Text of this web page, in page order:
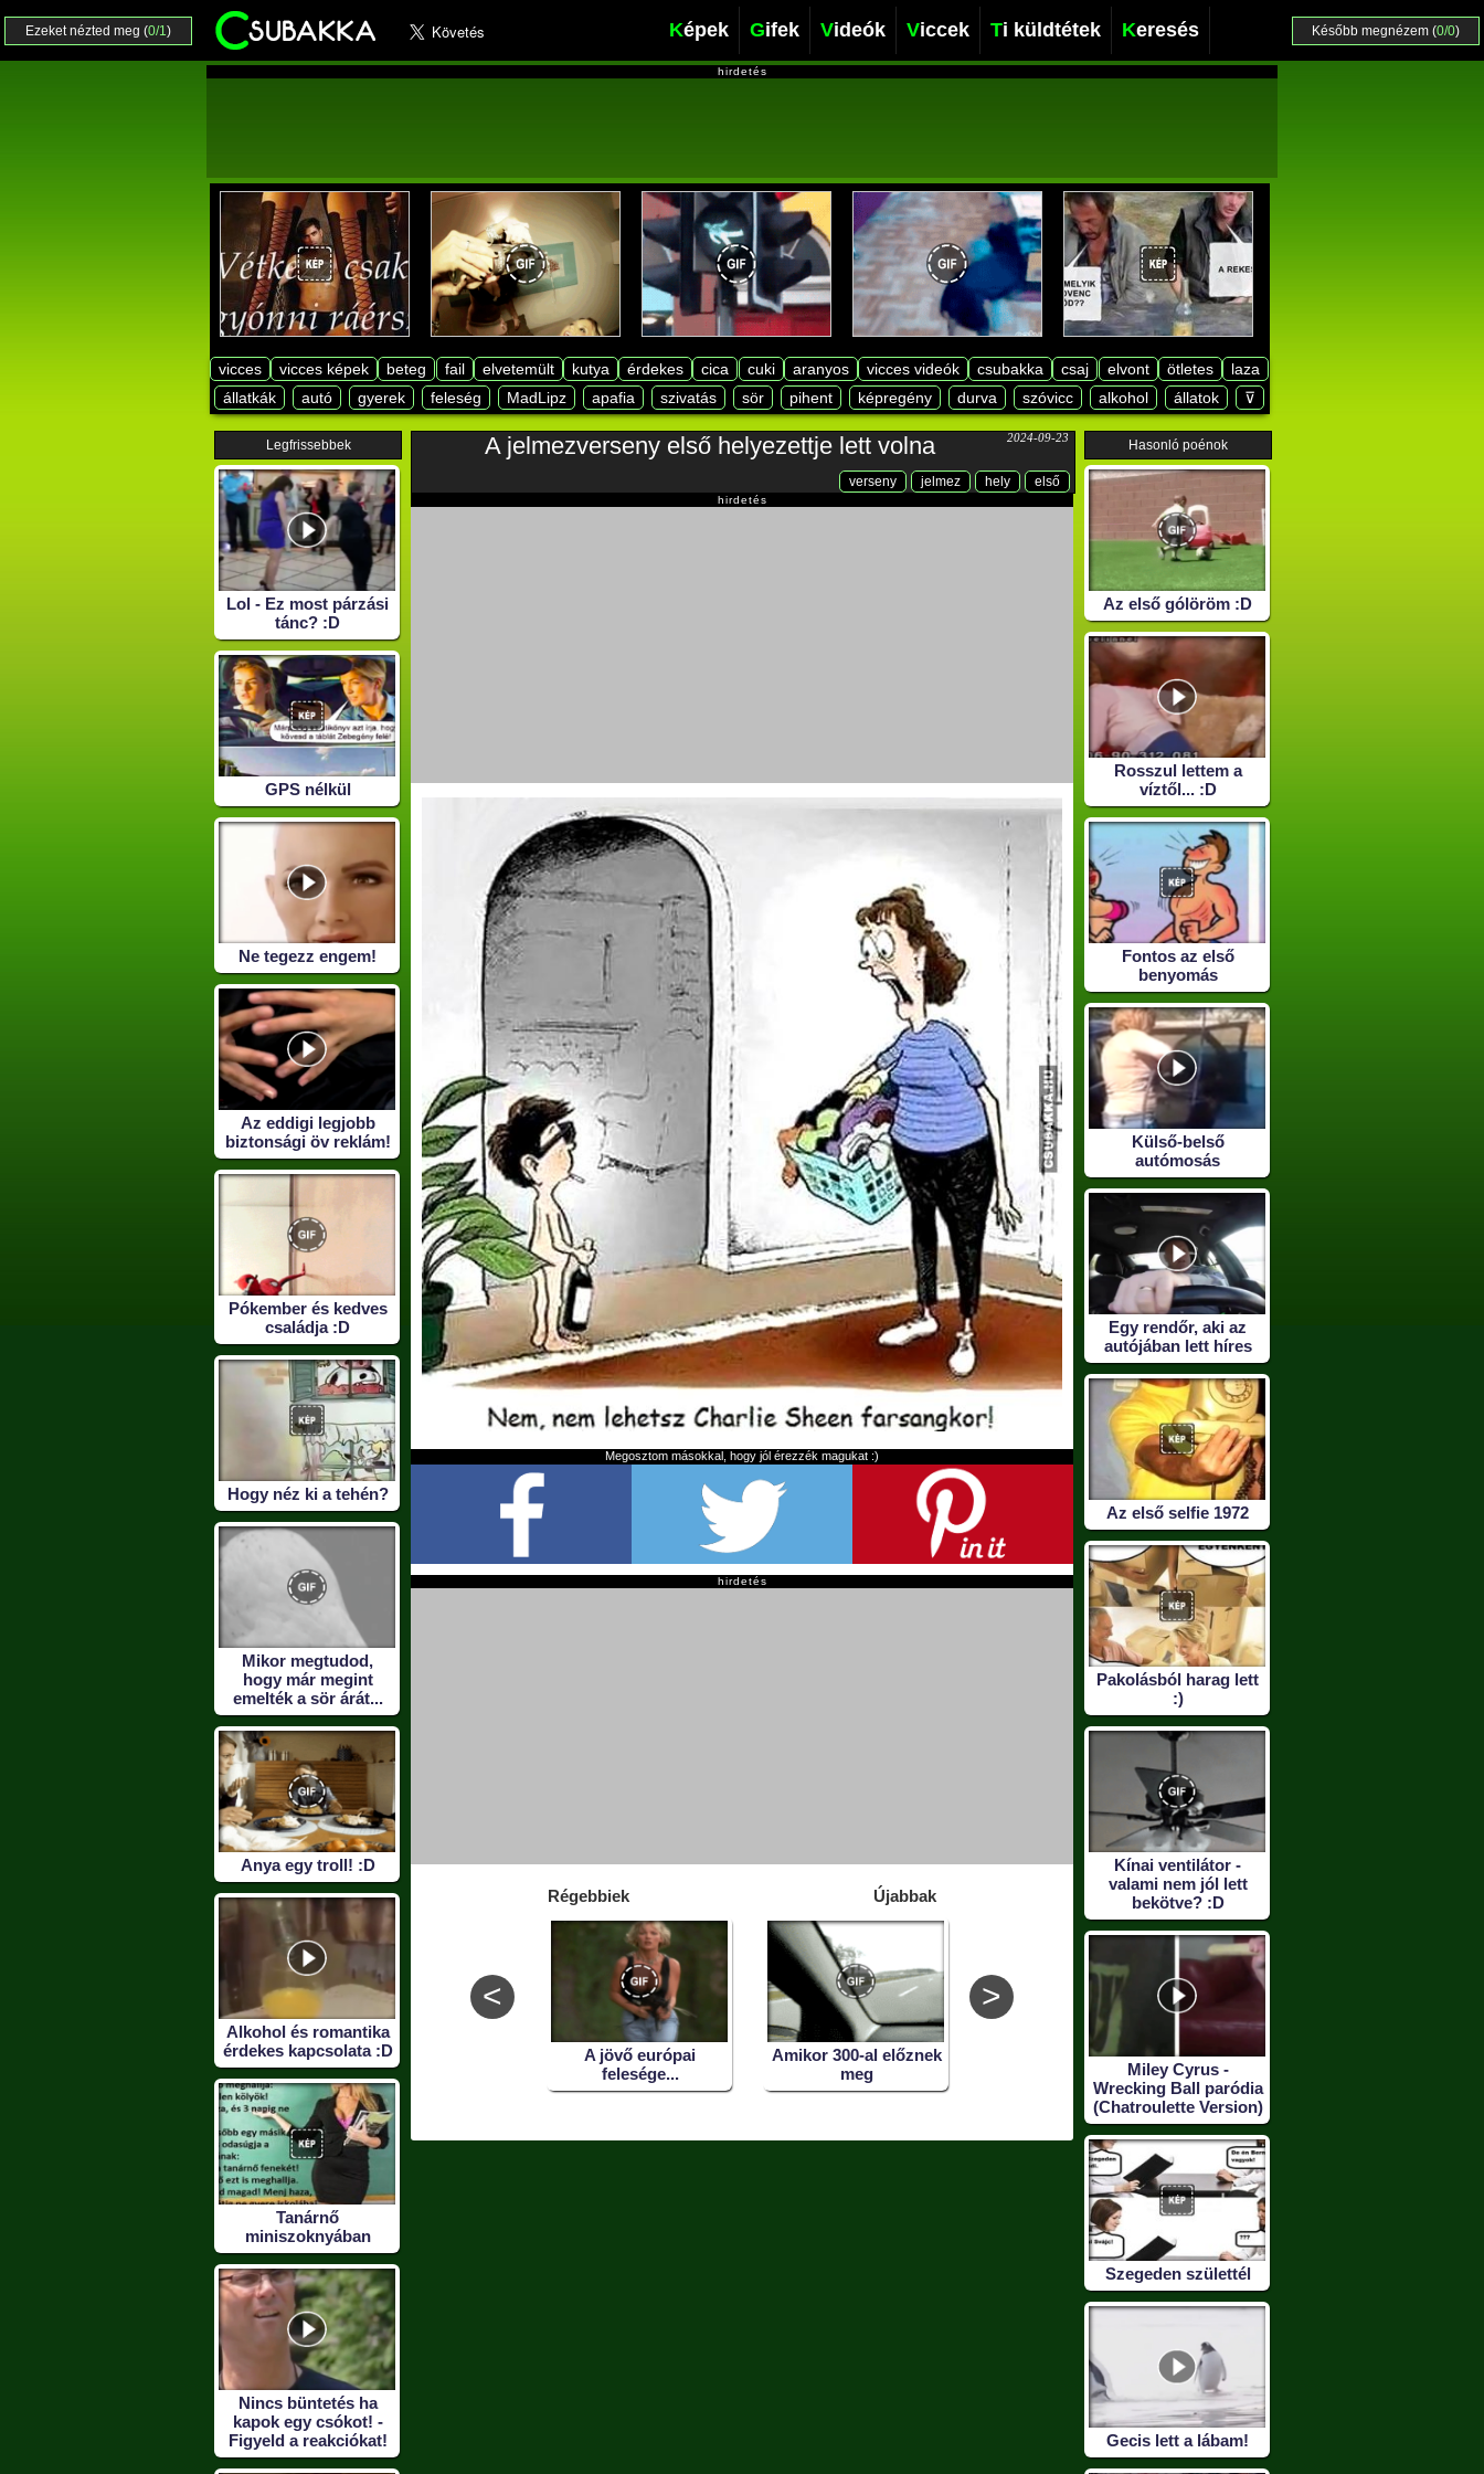
Ezeket nézted meg (0/1) Később megnézem (0/0)
Képek Gifek Videók Viccek Ti küldtétek Keresés
hirdetés
vicces vicces képek beteg fail elvetemült kutya érdekes cica cuki aranyos vicces videók csubakka csaj elvont ötletes
laza
állatkák
autó gyerek feleség MadLipz apafia szivatás sör pihent képregény durva szóvicc alkohol állatok ⊽
Legfrissebbek
Lol - Ez most párzási
tánc? :D
GPS nélkül
Ne tegezz engem!
Az eddigi legjobb
biztonsági öv reklám!
Pókember és kedves
családja :D
Hogy néz ki a tehén?
Mikor megtudod,
hogy már megint
emelték a sör árát...
Anya egy troll! :D
Alkohol és romantika
érdekes kapcsolata :D
Tanárnő
miniszoknyában
Nincs büntetés ha
kapok egy csókot! -
Figyeld a reakciókat!
2024-09-23
A jelmezverseny első helyezettje lett volna
első
hely
jelmez
verseny
hirdetés
Megosztom másokkal, hogy jól érezzék magukat :)
hirdetés
<
Régebbiek Újabbak
Így kell figyelni, ha
unalmas az előadás :)
Ezt játszd el, és
figyeld az arcokat! :D
A jövő európai
felesége...
Amikor 300-al előznek
meg
Udvarias férfi a
Készülj fel, ma este a
füledbe fogom rakni!
>
Hasonló poénok
Az első gólöröm :D
Rosszul lettem a
víztől... :D
Fontos az első
benyomás
Külső-belső
autómosás
Egy rendőr, aki az
autójában lett híres
Az első selfie 1972
Pakolásból harag lett
:)
Kínai ventilátor -
valami nem jól lett
bekötve? :D
Miley Cyrus -
Wrecking Ball paródia
(Chatroulette Version)
Szegeden születtél
Gecis lett a lábam!